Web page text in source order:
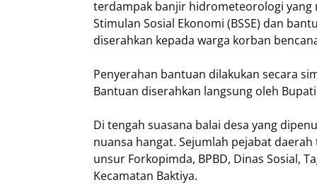
terdampak banjir hidrometeorologi yang
Stimulan Sosial Ekonomi (BSSE) dan
diserahkan kepada warga korban
Penyerahan bantuan dilakukan secara
Bantuan diserahkan langsung oleh
Di tengah suasana balai desa yang
nuansa hangat. Sejumlah pejabat
unsur Forkopimda, BPBD, Dinas Sosial,
Kecamatan Baktiya.